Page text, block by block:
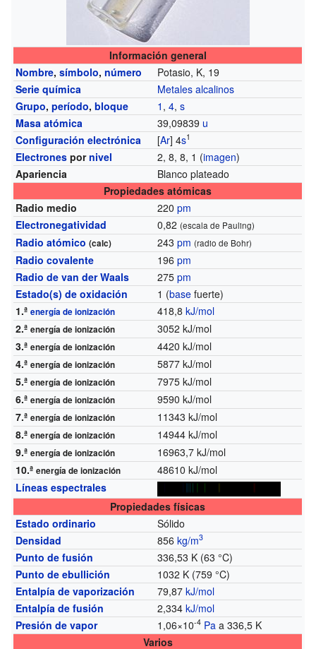
Información general
Nombre,símbolo,número
Potasio, K, 19
Serie química
Metales alcalinos
Grupo,período,bloque 1 ,4,s
Masa atómica
39,09839 u
Configuración electrónica
[Ar] 4s1
Electrones pornivel 2, 8, 8, 1 (imagen)
Apariencia
Blanco plateado
Propiedades atómicas
Radio medio
220pm
Electronegatividad
0,82(escala de Pauling)
Radio atómico (calc) 243pm (radio de Bohr)
Radio covalente 196pm
Radio de van der Waals
275pm
Estado(s) de oxidación
1 (base fuerte)
1.ªenergía de ionización 418,8kJ/mol
2.ªenergía de ionización
3052 kJ/mol
3.ªenergía de ionización
4420 kJ/mol
4.ªenergía de ionización
5877 kJ/mol
5.ªenergía de ionización
7975 kJ/mol
6.ªenergía de ionización
9590 kJ/mol
7.ªenergía de ionización
11343 kJ/mol
8.ªenergía de ionización
14944 kJ/mol
9.ªenergía de ionización
16963,7 kJ/mol
10.ªenergía de ionización
48610 kJ/mol
Líneas espectrales
Propiedades físicas
Estado ordinario
Sólido
Densidad
856kg/m3
Punto de fusión
336,53 K (63 °C)
Punto de ebullición
1032 K (759 °C)
Entalpía de vaporización
79,87kJ/mol
Entalpía de fusión
2,334kJ/mol
Presión de vapor
1,06×10-4 Pa a 336,5 K
Varios